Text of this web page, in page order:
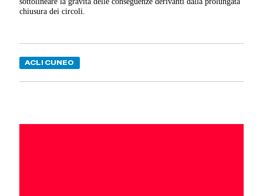
chiusura dei circoli.
ACLI CUNEO